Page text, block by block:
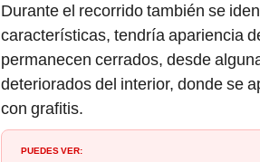
Durante el recorrido también se
características, tendría apariencia
permanecen cerrados, desde
deteriorados del interior, donde se
con grafitis.
PUEDES VER: